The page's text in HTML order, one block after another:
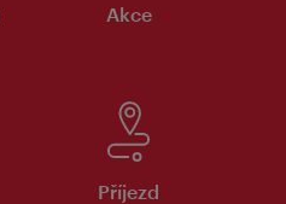
Akce
Příjezd